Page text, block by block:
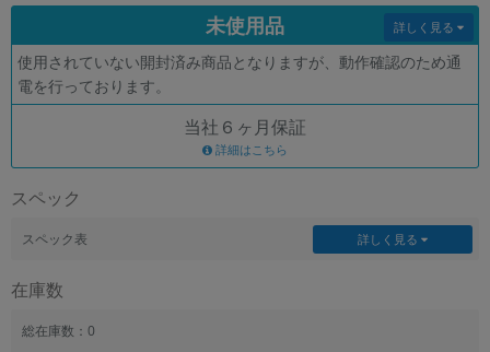
未使用品
使用されていない開封済み商品となりますが、動作確認のため通
電を行っております。
詳しく見る
当社６ヶ月保証
詳細はこちら
スペック
スペック表 詳しく見る
在庫数
総在庫数：0
ランク
商品状態の絞り込み
「新品」「未使用」「中古」など
OS
OSの絞り込み
メモリ